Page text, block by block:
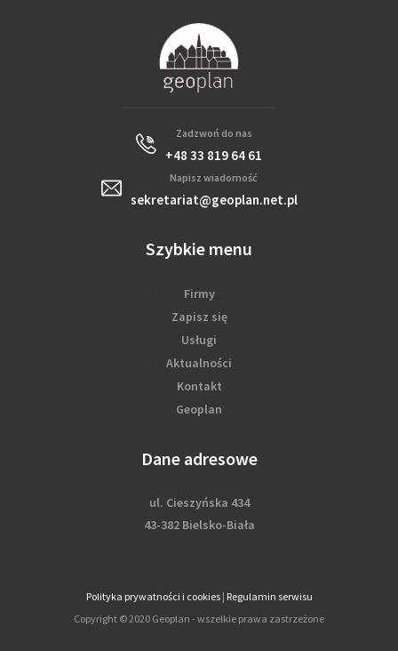
Zadzwoń do nas
+48 33 819 64 61
Napisz wiadomość
sekretariat@geoplan.net.pl
Szybkie menu
Firmy
Zapisz się
Usługi
Aktualności
Kontakt
Geoplan
Dane adresowe
ul. Cieszyńska 434
43-382 Bielsko-Biała
Polityka prywatności i cookies| Regulamin serwisu
Copyright © 2020 Geoplan - wszelkie prawa zastrzeżone